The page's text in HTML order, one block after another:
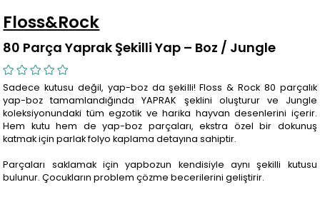
Floss&Rock
80 Parça Yaprak Şekilli Yap – Boz / Jungle
Sadece kutusu değil, yap-boz da şekilli! Floss & Rock 80 parçalık
yap-boz tamamlandığında YAPRAK şeklini oluşturur ve Jungle
koleksiyonundaki tüm egzotik ve harika hayvan desenlerini içerir.
Hem kutu hem de yap-boz parçaları, ekstra özel bir dokunuş
katmak için parlak folyo kaplama detayına sahiptir.
Parçaları saklamak için yapbozun kendisiyle aynı şekilli kutusu
bulunur. Çocukların problem çözme becerilerini geliştirir.